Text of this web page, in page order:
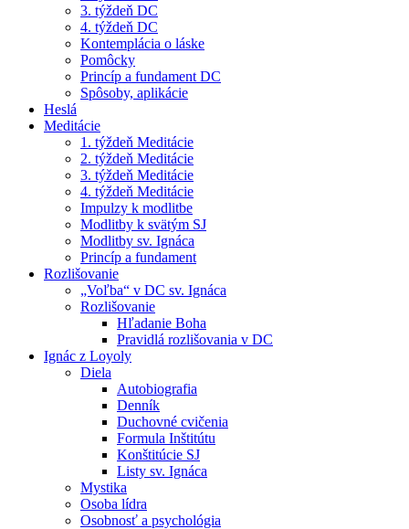
3. týždeň DC
4. týždeň DC
Kontemplácia o láske
Pomôcky
Princíp a fundament DC
Spôsoby, aplikácie
Heslá
Meditácie
1. týždeň Meditácie
2. týždeň Meditácie
3. týždeň Meditácie
4. týždeň Meditácie
Impulzy k modlitbe
Modlitby k svätým SJ
Modlitby sv. Ignáca
Princíp a fundament
Rozlišovanie
„Voľba“ v DC sv. Ignáca
Rozlišovanie
Hľadanie Boha
Pravidlá rozlišovania v DC
Ignác z Loyoly
Diela
Autobiografia
Denník
Duchovné cvičenia
Formula Inštitútu
Konštitúcie SJ
Listy sv. Ignáca
Mystika
Osoba lídra
Osobnosť a psychológia